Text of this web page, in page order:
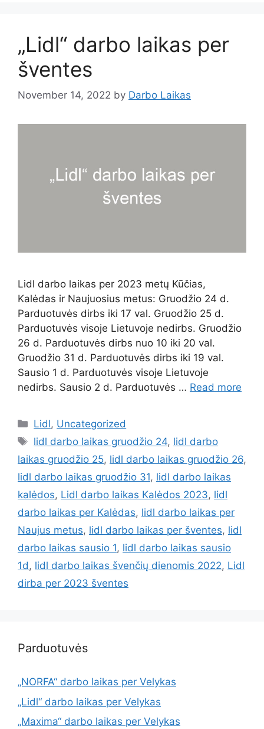
„Lidl“ darbo laikas per
šventes
November 14, 2022 by Darbo Laikas
Lidl darbo laikas per 2023 metų Kūčias,
Kalėdas ir Naujuosius metus: Gruodžio 24 d.
Parduotuvės dirbs iki 17 val. Gruodžio 25 d.
Parduotuvės visoje Lietuvoje nedirbs. Gruodžio
26 d. Parduotuvės dirbs nuo 10 iki 20 val.
Gruodžio 31 d. Parduotuvės dirbs iki 19 val.
Sausio 1 d. Parduotuvės visoje Lietuvoje
nedirbs. Sausio 2 d. Parduotuvės … Read more
Lidl, Uncategorized
lidl darbo laikas gruodžio 24, lidl darbo
laikas gruodžio 25, lidl darbo laikas gruodžio 26,
lidl darbo laikas gruodžio 31, lidl darbo laikas
kalėdos, Lidl darbo laikas Kalėdos 2023, lidl
darbo laikas per Kalėdas, lidl darbo laikas per
Naujus metus, lidl darbo laikas per šventes, lidl
darbo laikas sausio 1, lidl darbo laikas sausio
1d, lidl darbo laikas švenčių dienomis 2022, Lidl
dirba per 2023 šventes
Parduotuvės
„NORFA“ darbo laikas per Velykas
„Lidl“ darbo laikas per Velykas
„Maxima“ darbo laikas per Velykas